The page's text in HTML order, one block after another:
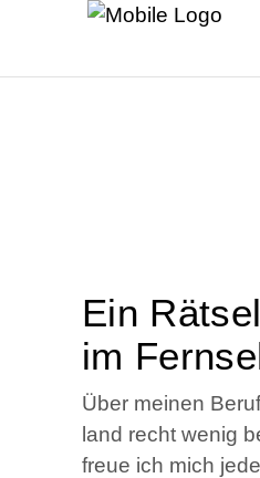
Ein
im
Über mei­nen
land recht wenig
freue ich mich